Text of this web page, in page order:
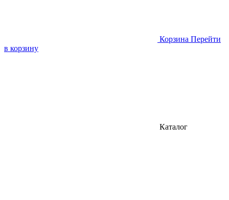
Корзина Перейти
в корзину
Каталог